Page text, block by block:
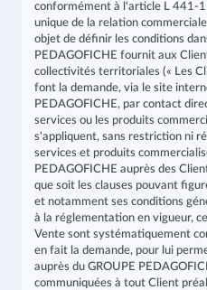
conformément à l'article L 441-1
unique de la relation
objet de définir les conditions
PEDAGOFICHE fournit aux
collectivités territoriales (« Les
font la demande, via le site
PEDAGOFICHE, par contact
services ou les produits
s'appliquent, sans restriction ni
services et produits
PEDAGOFICHE auprès des
que soit les clauses pouvant
et notamment ses conditions
à la réglementation en vigueur,
Vente sont systématiquement
en fait la demande, pour lui
auprès du GROUPE
communiquées à tout Client